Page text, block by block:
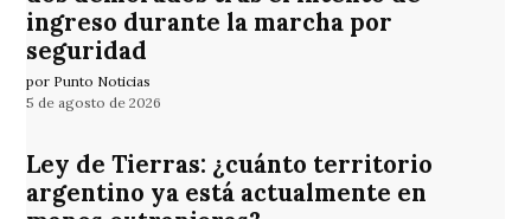
ingreso durante la marcha por
seguridad
por Punto Noticias
5 de agosto de 2026
Ley de Tierras: ¿cuánto territorio
argentino ya está actualmente en